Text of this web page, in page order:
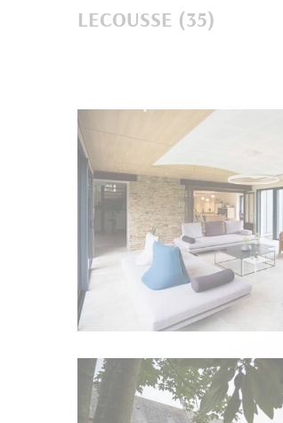
LECOUSSE (35)